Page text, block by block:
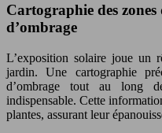
Cartographie des zones
d’ombrage
L’exposition solaire joue un
jardin. Une cartographie
d’ombrage tout au long
indispensable. Cette
plantes, assurant leur